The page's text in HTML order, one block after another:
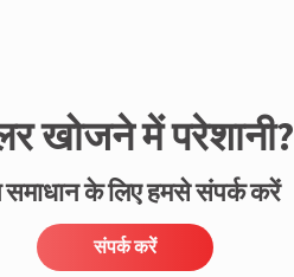
खोजने में परेशानी?
के लिए हमसे संपर्क करें
संपर्क करें